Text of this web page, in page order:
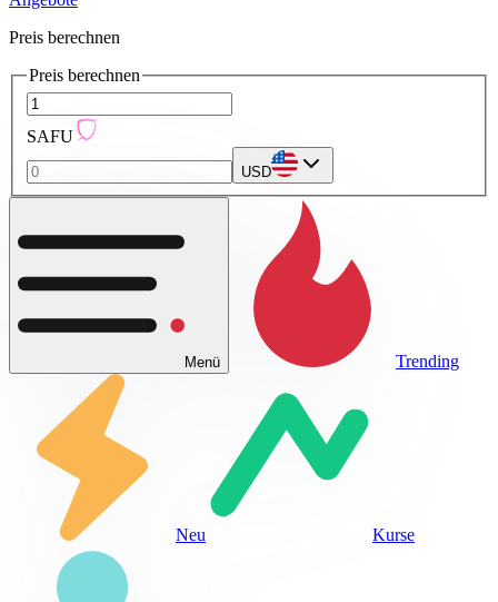
Preis berechnen
Preis berechnen
SAFU
USD
Menü Trending
Neu Kurse